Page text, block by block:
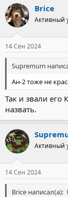
р
т
е
м
ы
н
а
ч
Brice
Активный
14 Сен 2024
Supremum
Ан-2 тоже не
Так и звали его
назвать.
Активный
14 Сен 2024
Brice написал(а):